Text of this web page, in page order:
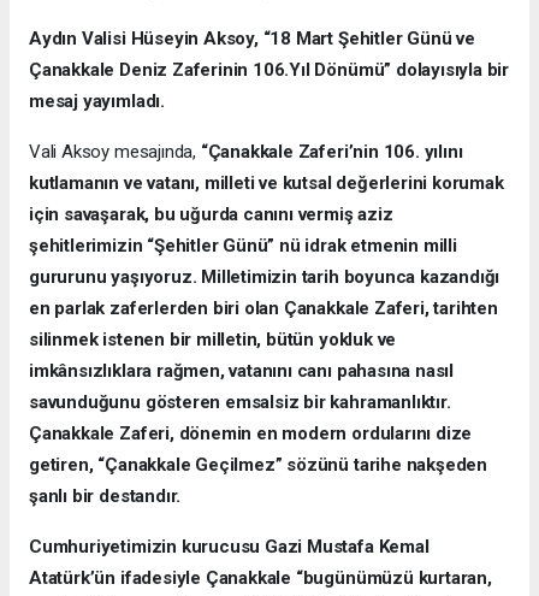
Aydın Valisi Hüseyin Aksoy, “18 Mart Şehitler Günü ve
Çanakkale Deniz Zaferinin 106.Yıl Dönümü” dolayısıyla bir
mesaj yayımladı.
Vali Aksoy mesajında, “Çanakkale Zaferi’nin 106. yılını
kutlamanın ve vatanı, milleti ve kutsal değerlerini korumak
için savaşarak, bu uğurda canını vermiş aziz
şehitlerimizin “Şehitler Günü” nü idrak etmenin milli
gururunu yaşıyoruz. Milletimizin tarih boyunca kazandığı
en parlak zaferlerden biri olan Çanakkale Zaferi, tarihten
silinmek istenen bir milletin, bütün yokluk ve
imkânsızlıklara rağmen, vatanını canı pahasına nasıl
savunduğunu gösteren emsalsiz bir kahramanlıktır.
Çanakkale Zaferi, dönemin en modern ordularını dize
getiren, “Çanakkale Geçilmez” sözünü tarihe nakşeden
şanlı bir destandır.
Cumhuriyetimizin kurucusu Gazi Mustafa Kemal
Atatürk’ün ifadesiyle Çanakkale “bugünümüzü kurtaran,